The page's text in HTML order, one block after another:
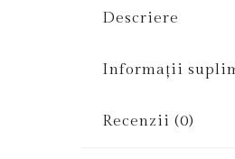
Descriere
Informații
Recenzii (0)